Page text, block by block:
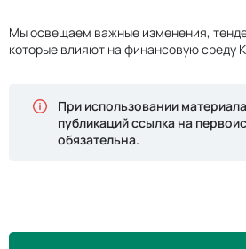
Мы освещаем важные изменения,
которые влияют на финансовую среду
При использовании
публикаций ссылка на
обязательна.